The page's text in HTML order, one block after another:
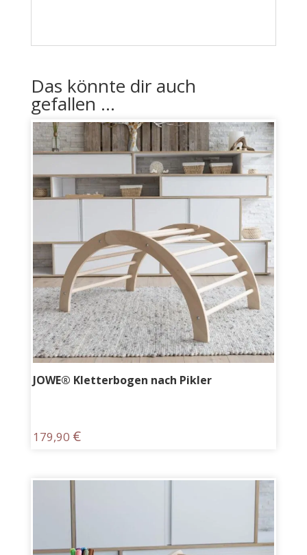
Das könnte dir auch
gefallen …
JOWE® Kletterbogen nach Pikler
179,90 €